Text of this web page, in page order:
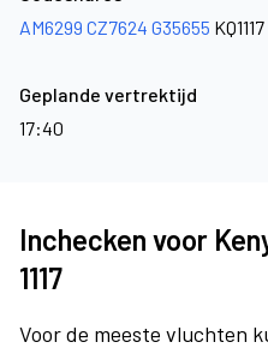
AM6299 CZ7624 G35655 KQ1117
Geplande vertrektijd
17:40
Inchecken voor
1117
Voor de meeste vluchten